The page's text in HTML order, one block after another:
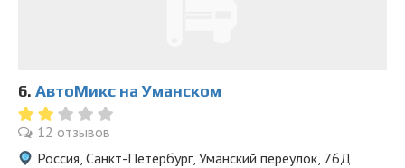
6. АвтоМикс на Уманском
12 отзывов
Россия, Санкт-Петербург, Уманский переулок, 76Д